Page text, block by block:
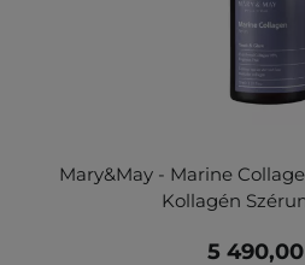
Mary&May - Marine
Kollagén
5